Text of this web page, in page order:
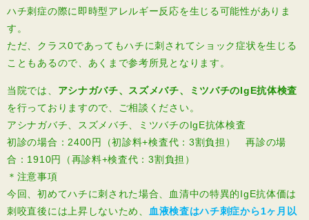
ハチ刺症の際に即時型アレルギー反応を生じる可能性がありま
す。
ただ、クラス0であってもハチに刺されてショック症状を生じる
こともあるので、あくまで参考所見となります。
当院では、 アシナガバチ、スズメバチ、ミツバチのIgE抗体検査
を行っておりますので、ご相談ください。
アシナガバチ、スズメバチ、ミツバチのIgE抗体検査
初診の場合：2400円（初診料+検査代：3割負担） 再診の場
合：1910円（再診料+検査代：3割負担）
＊注意事項
今回、初めてハチに刺された場合、血清中の特異的IgE抗体価は
刺咬直後には上昇しないため、
血液検査はハチ刺症から1ヶ月以